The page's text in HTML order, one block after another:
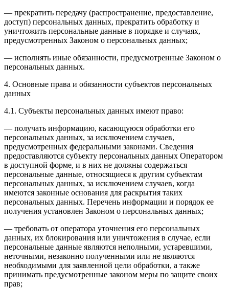
— прекратить передачу (распространение, предоставление,
доступ) персональных данных, прекратить обработку и
уничтожить персональные данные в порядке и случаях,
предусмотренных Законом о персональных данных;
— исполнять иные обязанности, предусмотренные Законом о
персональных данных.
4. Основные права и обязанности субъектов персональных
данных
4.1. Субъекты персональных данных имеют право:
— получать информацию, касающуюся обработки его
персональных данных, за исключением случаев,
предусмотренных федеральными законами. Сведения
предоставляются субъекту персональных данных Оператором
в доступной форме, и в них не должны содержаться
персональные данные, относящиеся к другим субъектам
персональных данных, за исключением случаев, когда
имеются законные основания для раскрытия таких
персональных данных. Перечень информации и порядок ее
получения установлен Законом о персональных данных;
— требовать от оператора уточнения его персональных
данных, их блокирования или уничтожения в случае, если
персональные данные являются неполными, устаревшими,
неточными, незаконно полученными или не являются
необходимыми для заявленной цели обработки, а также
принимать предусмотренные законом меры по защите своих
прав;